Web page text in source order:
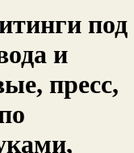
под
и
пресс,